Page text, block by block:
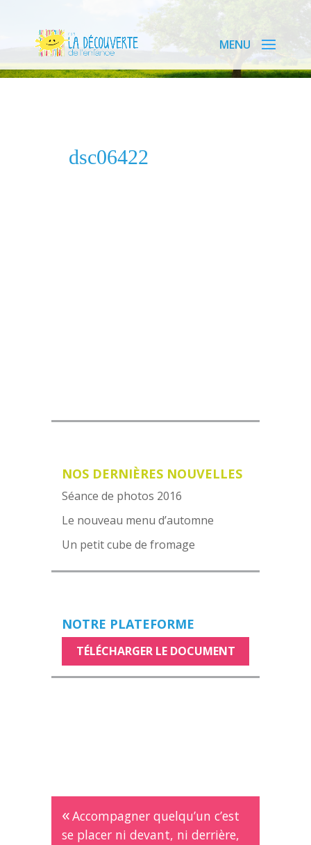
dsc06422
NOS DERNIÈRES NOUVELLES
Séance de photos 2016
Le nouveau menu d’automne
Un petit cube de fromage
NOTRE PLATEFORME
TÉLÉCHARGER LE DOCUMENT
Accompagner quelqu’un c’est
se placer ni devant, ni derrière,